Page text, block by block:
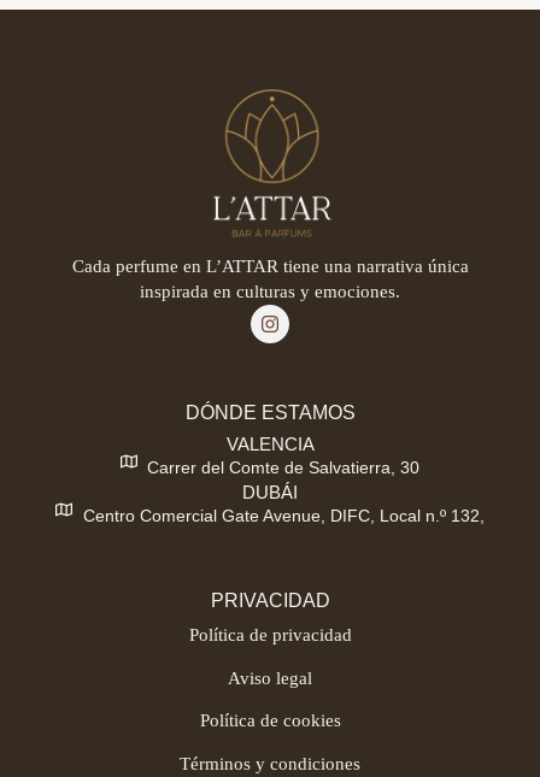
Cada perfume en L’ATTAR tiene una narrativa única
inspirada en culturas y emociones.
DÓNDE ESTAMOS
VALENCIA
Carrer del Comte de Salvatierra, 30
DUBÁI
Centro Comercial Gate Avenue, DIFC, Local n.º 132,
PRIVACIDAD
Política de privacidad
Aviso legal
Política de cookies
Términos y condiciones